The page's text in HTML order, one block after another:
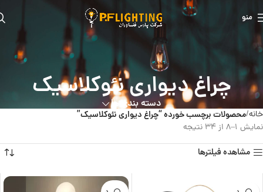
منو
چراغ دیواری نئوکلاسیک
دسته بندی ها
خانه محصولات برچسب خورده “چراغ دیواری نئوکلاسیک”
نمایش 1–8 از 34 نتیجه
مشاهده فیلترها